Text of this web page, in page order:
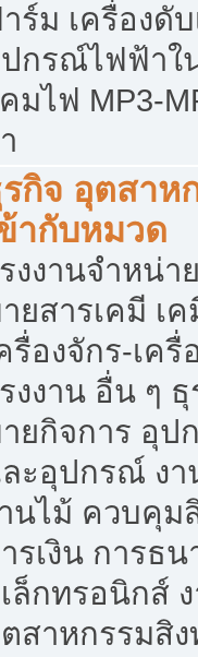
ร์ม เครื่องดั
กรณ์ไฟฟ้าใ
มไฟ MP3-
กิจ อุตสาห
ากับหมวด
งงานจำหน่
ยสารเคมี เ
รื่องจักร-เค
งงาน อื่น ๆ
ยกิจการ อุป
ะอุปกรณ์ ง
นไม้ ควบคุม
รเงิน การธ
ล็กทรอนิกส์
สาหกรรมสิ